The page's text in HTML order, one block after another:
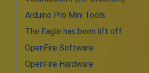
Arduino Pro Mini Tools
The Eagle has been lift off
OpenFire Software
OpenFire Hardware